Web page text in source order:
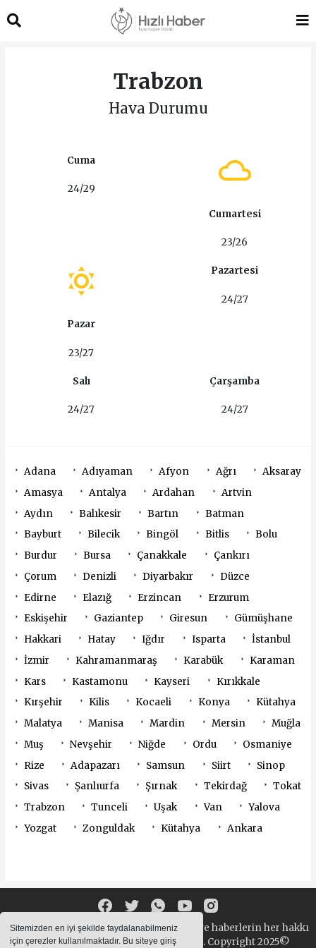
Sitemizden en iyi şekilde faydalanabilmeniz
için çerezler kullanılmaktadır. Bu siteye giriş
Trabzon
Hava Durumu
Cuma
24/29
Cumartesi
23/26
Pazar
23/27
Pazartesi
24/27
Salı
24/27
Çarşamba
24/27
Adana Adıyaman Afyon Ağrı
Aksaray
Amasya
Antalya Ardahan
Artvin
Aydın
Balıkesir Bartın
Batman
Bayburt
Bilecik Bingöl Bitlis
Bolu
Burdur
Bursa Çanakkale
Çankırı
Çorum
Denizli Diyarbakır
Düzce
Edirne
Elazığ Erzincan
Erzurum
Eskişehir
Gaziantep Giresun
Gümüşhane
Hakkari
Hatay Iğdır Isparta
İstanbul
İzmir
Kahramanmaraş Karabük
Karaman
Kars
Kastamonu Kayseri
Kırıkkale
Kırşehir
Kilis Kocaeli Konya
Kütahya
Malatya
Manisa Mardin Mersin
Muğla
Muş
Nevşehir Niğde Ordu
Osmaniye
Rize
Adapazarı Samsun Siirt
Sinop
Sivas
Şanlıurfa Şırnak Tekirdağ
Tokat
Trabzon
Tunceli Uşak Van
Yalova
Yozgat
Zonguldak Kütahya Ankara
Sitemizde bulunan yazı , video, fotoğraf ve haberlerin her hakkı
saklıdır. izinsiz içerikler kullanılamaz. Copyright 2025©